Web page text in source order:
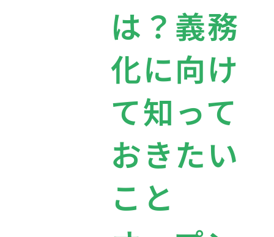
は？義務
化に向け
て知って
おきたい
こと